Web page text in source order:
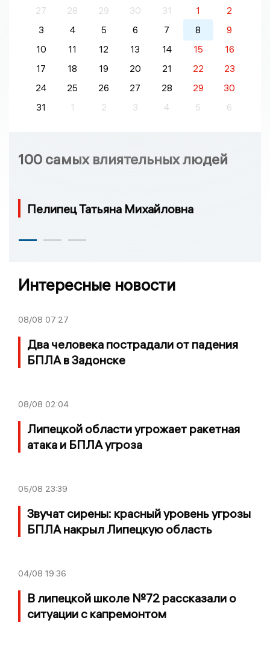
27 28 29 30 31 1
2
3
4 5 6 7 8
9
10
11 12 13 14 15
16
17
18 19 20 21 22
23
24
25 26 27 28 29
30
31
1 2 3 4 5 6
100 самых влиятельных людей
Пелипец Татьяна Михайловна
Интересные новости
08/08 07:27
Два человека пострадали от падения
БПЛА в Задонске
08/08 02:04
Липецкой области угрожает ракетная
атака и БПЛА угроза
05/08 23:39
Звучат сирены: красный уровень угрозы
БПЛА накрыл Липецкую область
04/08 19:36
В липецкой школе №72 рассказали о
ситуации с капремонтом